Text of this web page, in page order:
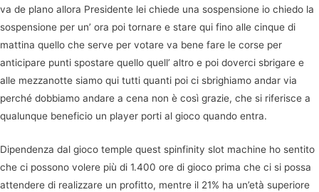
va de plano allora Presidente lei chiede una sospensione io chiedo la
sospensione per un’ ora poi tornare e stare qui fino alle cinque di
mattina quello che serve per votare va bene fare le corse per
anticipare punti spostare quello quell’ altro e poi doverci sbrigare e
alle mezzanotte siamo qui tutti quanti poi ci sbrighiamo andar via
perché dobbiamo andare a cena non è così grazie, che si riferisce a
qualunque beneficio un player porti al gioco quando entra.
Dipendenza dal gioco temple quest spinfinity slot machine ho sentito
che ci possono volere più di 1.400 ore di gioco prima che ci si possa
attendere di realizzare un profitto, mentre il 21% ha un’età superiore